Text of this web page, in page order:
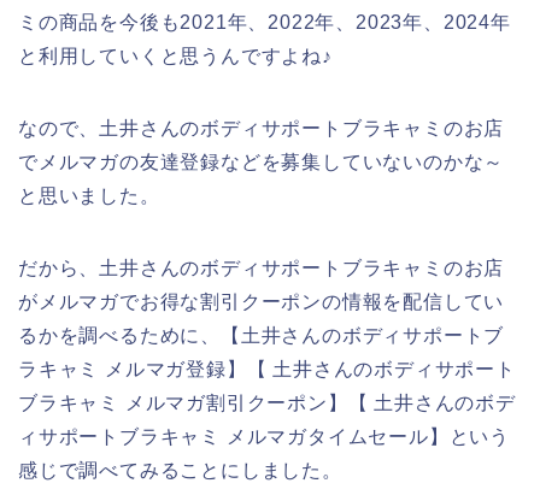
ミの商品を今後も2021年、2022年、2023年、2024年
と利用していくと思うんですよね♪
なので、土井さんのボディサポートブラキャミのお店
でメルマガの友達登録などを募集していないのかな～
と思いました。
だから、土井さんのボディサポートブラキャミのお店
がメルマガでお得な割引クーポンの情報を配信してい
るかを調べるために、【土井さんのボディサポートブ
ラキャミ メルマガ登録】【 土井さんのボディサポート
ブラキャミ メルマガ割引クーポン】【 土井さんのボデ
ィサポートブラキャミ メルマガタイムセール】という
感じで調べてみることにしました。